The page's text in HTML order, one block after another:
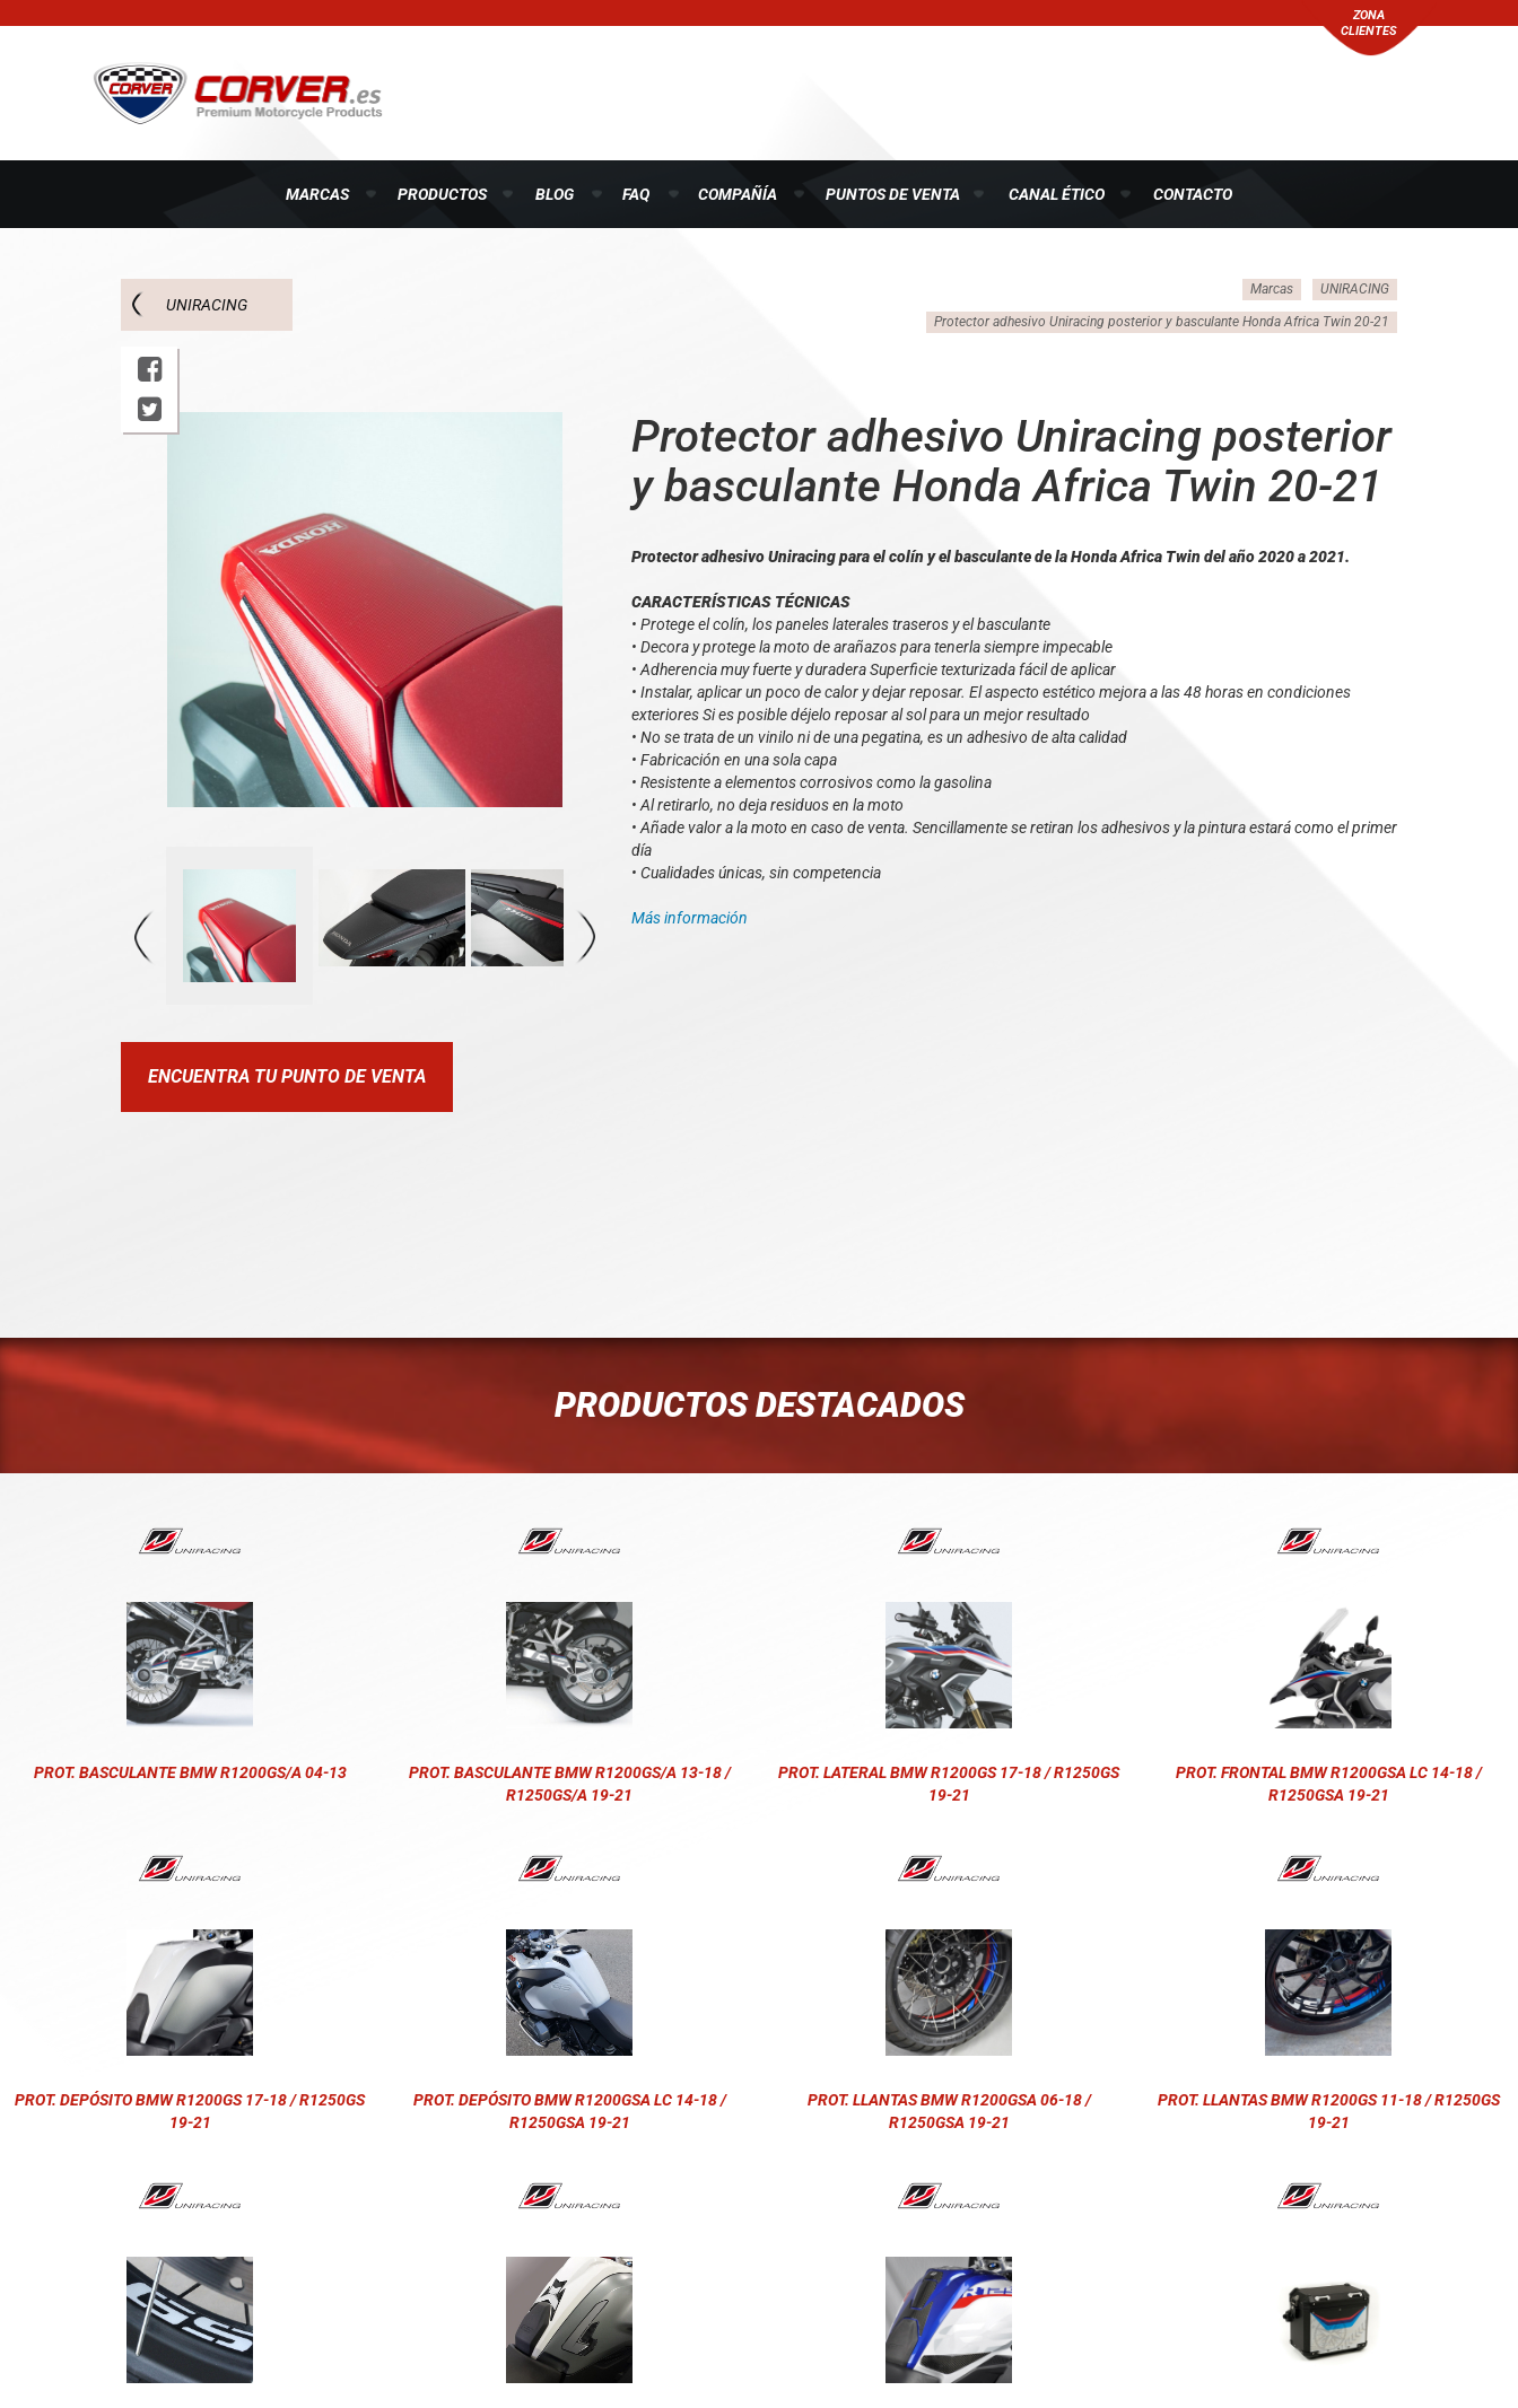
ZONA
CLIENTES
MARCAS PRODUCTOS BLOG FAQ COMPAÑÍA PUNTOS DE VENTA CANAL ÉTICO CONTACTO
UNIRACING
Marcas UNIRACING
Protector adhesivo Uniracing posterior y basculante Honda Africa Twin 20-21
ENCUENTRA TU PUNTO DE VENTA
Protector adhesivo Uniracing posterior
y basculante Honda Africa Twin 20-21
Protector adhesivo Uniracing para el colín y el basculante de la Honda Africa Twin del año 2020 a 2021.
CARACTERÍSTICAS TÉCNICAS
• Protege el colín, los paneles laterales traseros y el basculante
• Decora y protege la moto de arañazos para tenerla siempre impecable
• Adherencia muy fuerte y duradera Superficie texturizada fácil de aplicar
• Instalar, aplicar un poco de calor y dejar reposar. El aspecto estético mejora a las 48 horas en condiciones
exteriores Si es posible déjelo reposar al sol para un mejor resultado
• No se trata de un vinilo ni de una pegatina, es un adhesivo de alta calidad
• Fabricación en una sola capa
• Resistente a elementos corrosivos como la gasolina
• Al retirarlo, no deja residuos en la moto
• Añade valor a la moto en caso de venta. Sencillamente se retiran los adhesivos y la pintura estará como el primer
día
• Cualidades únicas, sin competencia
Más información
PRODUCTOS DESTACADOS
PROT. BASCULANTE BMW R1200GS/A 04-13
PROT. BASCULANTE BMW R1200GS/A 13-18 /
R1250GS/A 19-21
PROT. LATERAL BMW R1200GS 17-18 / R1250GS
19-21
PROT. FRONTAL BMW R1200GSA LC 14-18 /
R1250GSA 19-21
PROT. DEPÓSITO BMW R1200GS 17-18 / R1250GS
19-21
PROT. DEPÓSITO BMW R1200GSA LC 14-18 /
R1250GSA 19-21
PROT. LLANTAS BMW R1200GSA 06-18 /
R1250GSA 19-21
PROT. LLANTAS BMW R1200GS 11-18 / R1250GS
19-21